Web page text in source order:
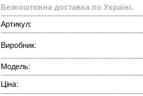
Безкоштовна доставка по Україні.
Артикул:
Виробник:
Модель:
Ціна: